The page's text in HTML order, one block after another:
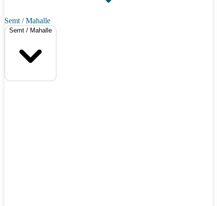
Semt / Mahalle
Semt / Mahalle